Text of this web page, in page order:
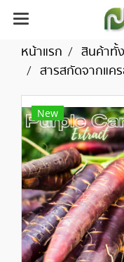
หน้าแรก สินค้าทั้
สารสกัดจากแค
New